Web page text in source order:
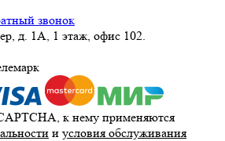
звонок
д. 1А, 1 этаж, офис 102.
к нему применяются
и условия обслуживания